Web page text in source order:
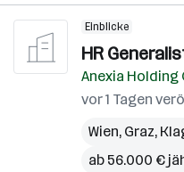
Einblicke
HR
Anexia Holding
vor 1 Tagen
Wien, Graz,
ab 56.000 €